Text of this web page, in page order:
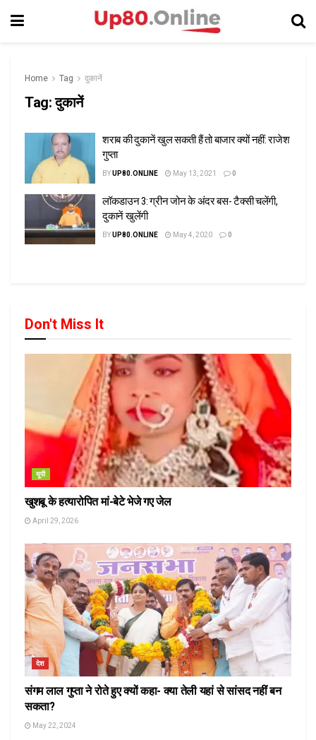
Home Tag दुकानें
Tag:दुकानें
शराब की दुकानें खुल सकती हैं तो बाजार क्यों नहीं: राजेश
गुप्ता
BYUP80.ONLINE May 13, 2021 0
लॉकडाउन 3: ग्रीन जोन के अंदर बस- टैक्सी चलेंगी,
दुकानें खुलेंगी
BYUP80.ONLINE May 4, 2020 0
Don't Miss It
यूपी
खुशबू के हत्यारोपित मां-बेटे भेजे गए जेल
April 29, 2026
देश
संगम लाल गुप्ता ने रोते हुए क्यों कहा- क्या तेली यहां से सांसद नहीं बन
सकता?
May 22, 2024